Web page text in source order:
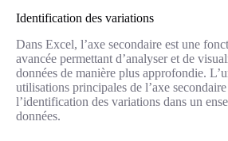
Identification des variations
Dans Excel, l’axe secondaire est une
avancée permettant d’analyser et de
données de manière plus approfondie.
utilisations principales de l’axe secondaire
l’identification des variations dans un
données.